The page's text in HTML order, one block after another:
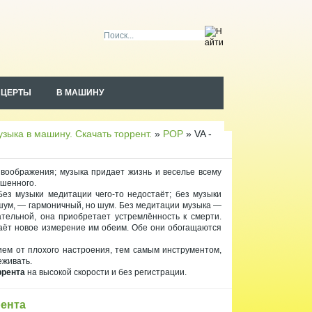
В МАШИНУ
ие
в машину. Скачать торрент. » POP » VA -
музыка придает жизнь и веселье всему
музыки медитации чего-то недостаёт; без музыки
— гармоничный, но шум. Без медитации музыка —
она приобретает устремлённость к смерти.
новое измерение им обеим. Обе они обогащаются
от плохого настроения, тем самым инструментом,
на высокой скорости и без регистрации.